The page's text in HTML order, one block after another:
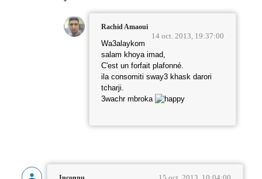
Rachid Amaoui
14 oct. 2013, 19:37:00
Wa3alaykom
salam khoya imad,
C'est un forfait plafonné.
ila consomiti sway3 khask darori
tcharji.
3wachr mbroka